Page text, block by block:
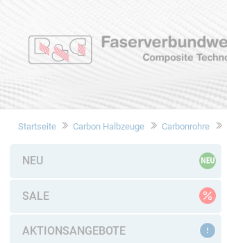
Startseite Carbon Halbzeuge Carbonrohre
NEU
SALE
AKTIONSANGEBOTE